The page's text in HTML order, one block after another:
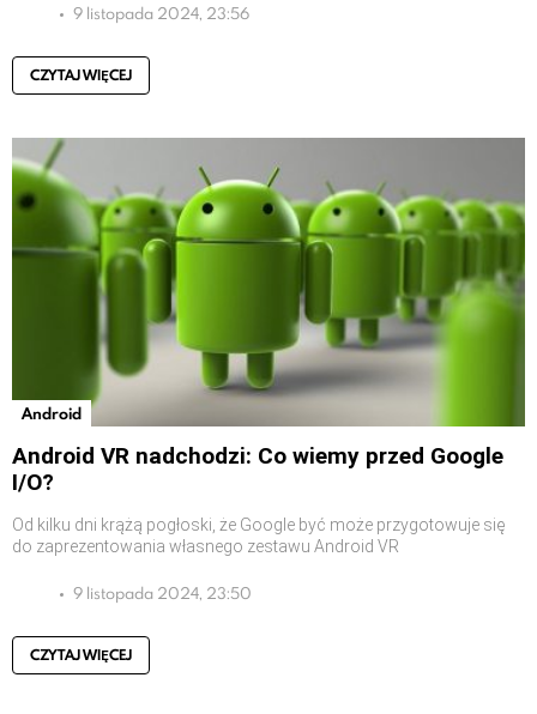
9 listopada 2024, 23:56
CZYTAJ WIĘCEJ
Android
Android VR nadchodzi: Co wiemy przed Google
I/O?
Od kilku dni krążą pogłoski, że Google być może przygotowuje się
do zaprezentowania własnego zestawu Android VR
9 listopada 2024, 23:50
CZYTAJ WIĘCEJ